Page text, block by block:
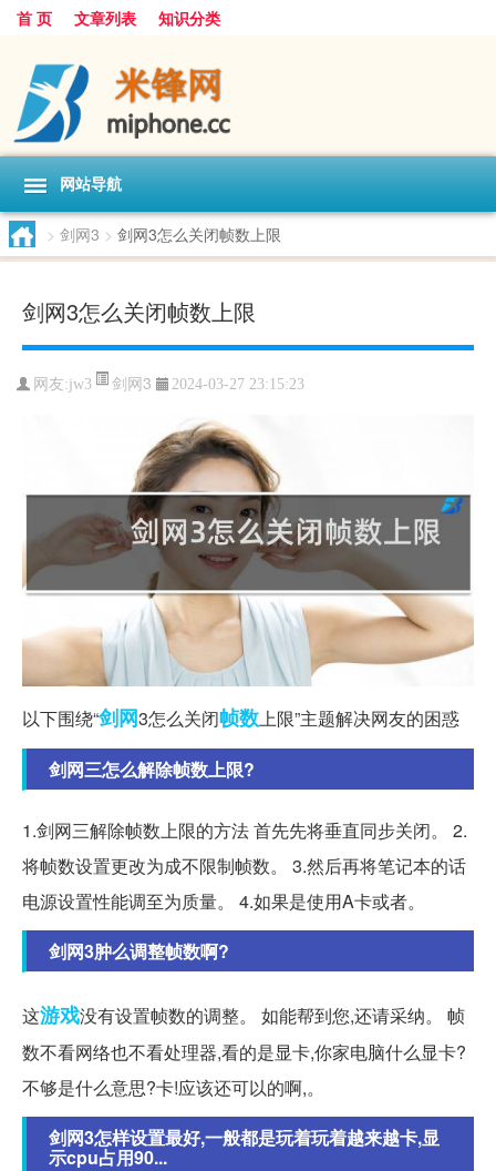
首 页 文章列表 知识分类
网站导航
> 剑网3 > 剑网3怎么关闭帧数上限
剑网3怎么关闭帧数上限
网友:jw3 剑网3 2024-03-27 23:15:23
以下围绕“剑网3怎么关闭帧数上限”主题解决网友的困惑
剑网三怎么解除帧数上限?
1.剑网三解除帧数上限的方法 首先先将垂直同步关闭。 2.
将帧数设置更改为成不限制帧数。 3.然后再将笔记本的话
电源设置性能调至为质量。 4.如果是使用A卡或者。
剑网3肿么调整帧数啊?
这游戏没有设置帧数的调整。 如能帮到您,还请采纳。 帧
数不看网络也不看处理器,看的是显卡,你家电脑什么显卡?
不够是什么意思?卡!应该还可以的啊,。
剑网3怎样设置最好,一般都是玩着玩着越来越卡,显
示cpu占用90...